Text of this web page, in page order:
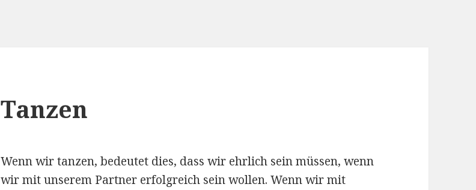
Tanzen
Wenn wir tanzen, bedeutet dies, dass wir ehrlich sein müssen, wenn
wir mit unserem Partner erfolgreich sein wollen. Wenn wir mit